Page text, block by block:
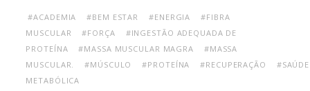
#ACADEMIA #BEM ESTAR #ENERGIA
#FIBRA
MUSCULAR
#FORÇA
#INGESTÃO ADEQUADA DE
PROTEÍNA
#MASSA MUSCULAR MAGRA
#MASSA
MUSCULAR.
#MÚSCULO #PROTEÍNA #RECUPERAÇÃO
#SAÚDE
METABÓLICA